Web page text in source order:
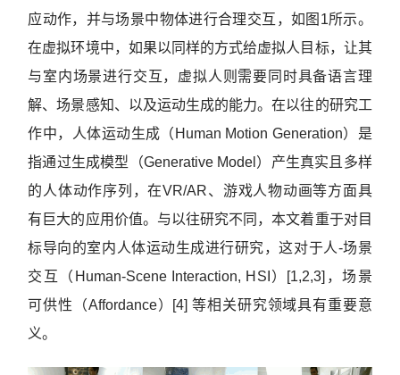
应动作，并与场景中物体进行合理交互，如图1所示。
在虚拟环境中，如果以同样的方式给虚拟人目标，让其
与室内场景进行交互，虚拟人则需要同时具备语言理
解、场景感知、以及运动生成的能力。在以往的研究工
作中，人体运动生成（Human Motion Generation）是
指通过生成模型（Generative Model）产生真实且多样
的人体动作序列，在VR/AR、游戏人物动画等方面具
有巨大的应用价值。与以往研究不同，本文着重于对目
标导向的室内人体运动生成进行研究，这对于人-场景
交互（Human-Scene Interaction, HSI）[1,2,3]，场景
可供性（Affordance）[4] 等相关研究领域具有重要意
义。